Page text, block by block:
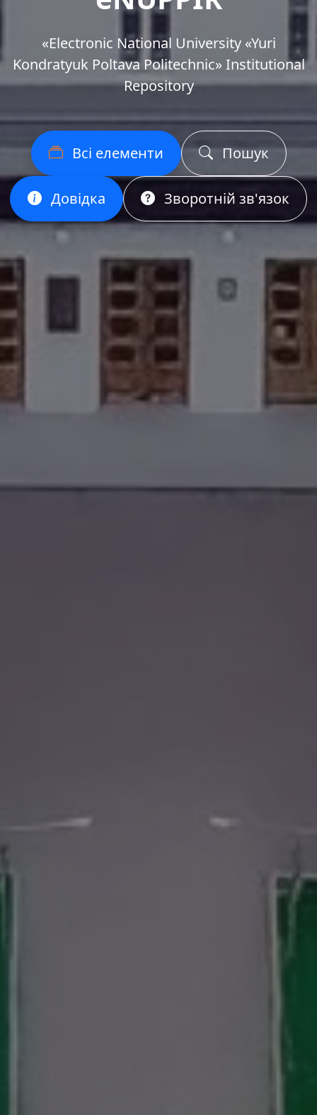
«Еlectronic National University «Yuri
Kondratyuk Poltava Politechnic» Institutional
Repository
Всі елементи Пошук
Довідка Зворотній зв'язок